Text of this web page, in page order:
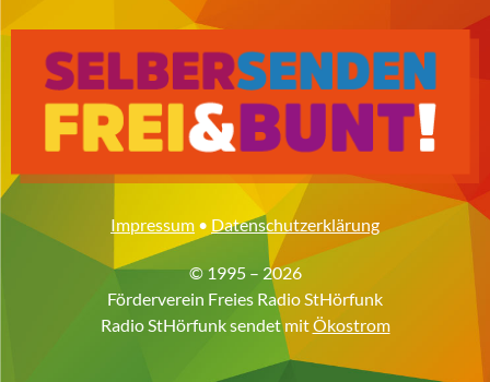
Impressum • Datenschutzerklärung
© 1995 – 2026
Förderverein Freies Radio StHörfunk
Radio StHörfunk sendet mitÖkostrom